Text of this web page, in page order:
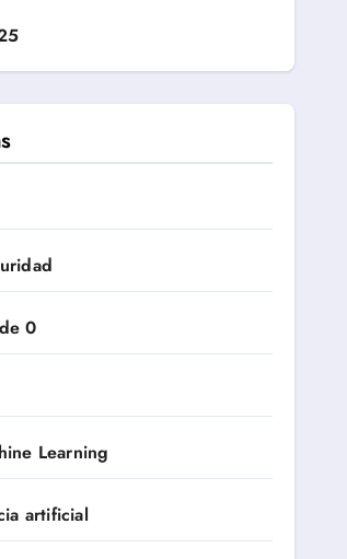
0
Learning
artificial